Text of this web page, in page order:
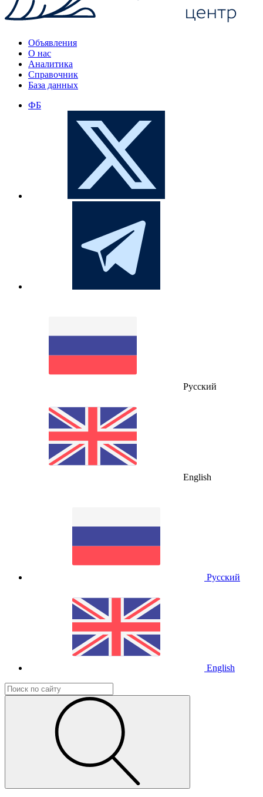
Объявления
О нас
Аналитика
Справочник
База данных
ФБ
Русский
English
Русский
English